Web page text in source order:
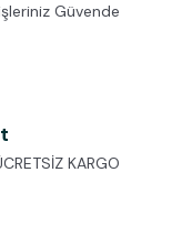
Güvende
KARGO